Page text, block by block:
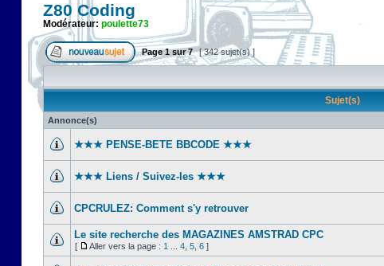
Z80 Coding
Modérateur: poulette73
Page1sur7 [ 342 sujet(s) ]
Sujet(s)
Annonce(s)
★★★ PENSE-BETE BBCODE ★★★
★★★ Liens / Suivez-les ★★★
CPCRULEZ: Comment s'y retrouver‎
Le site recherche des MAGAZINES AMSTRAD CPC
[ Aller vers la page : 1 4 5 6 ]